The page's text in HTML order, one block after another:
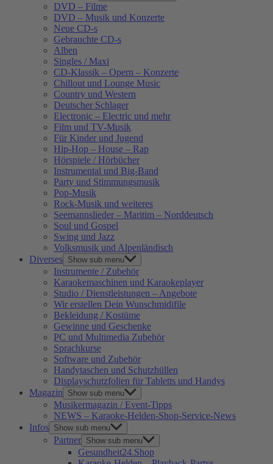
DVD – Filme
DVD – Musik und Konzerte
Neue CD-s
Gebrauchte CD-s
Alben
Singles / Maxi
CD-Klassik – Opern – Konzerte
Chillout und Lounge Music
Country und Western
Deutscher Schlager
Electronic – Electric und mehr
Film und TV-Musik
Für Kinder und Jugend
Hip-Hop – House – Rap
Hörspiele / Hörbücher
Instrumental und Big-Band
Party und Stimmungsmusik
Pop-Musik
Rock-Musik und weiteres
Seemannslieder – Maritim – Norddeutsch
Soul und Gospel
Swing und Jazz
Volksmusik und Alpenländisch
Diverses Show sub menu
Instrumente / Zubehör
Karaokemaschinen und Karaokeplayer
Studio / Dienstleistungen – Angebote
Wir erstellen Dein Wunschmidifile
Bekleidung / Kostüme
Gewinne und Geschenke
PC und Multimedia Zubehör
Sprachkurse
Software und Zubehör
Handytaschen und Schutzhüllen
Displayschutzfolien für Tabletts und Handys
Magazin
Show sub menu
Musikermagazin / Event-Tipps
NEWS – Karaoke-Helden-Shop-Service-News
Infos Show sub menu
Partner Show sub menu
Gesundheit24.Shop